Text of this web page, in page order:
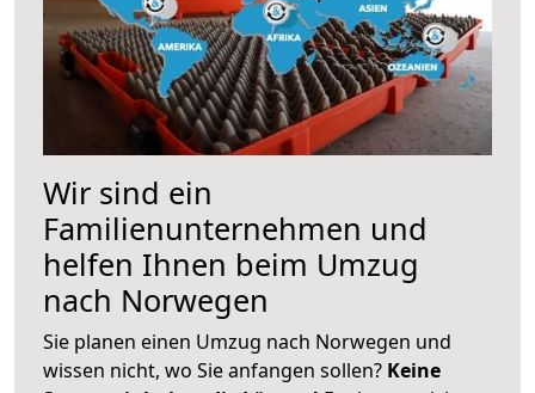
Wir sind ein
Familienunternehmen und
helfen Ihnen beim Umzug
nach Norwegen
Sie planen einen Umzug nach Norwegen und
wissen nicht, wo Sie anfangen sollen? Keine